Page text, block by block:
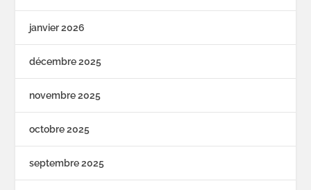
janvier 2026
décembre 2025
novembre 2025
octobre 2025
septembre 2025